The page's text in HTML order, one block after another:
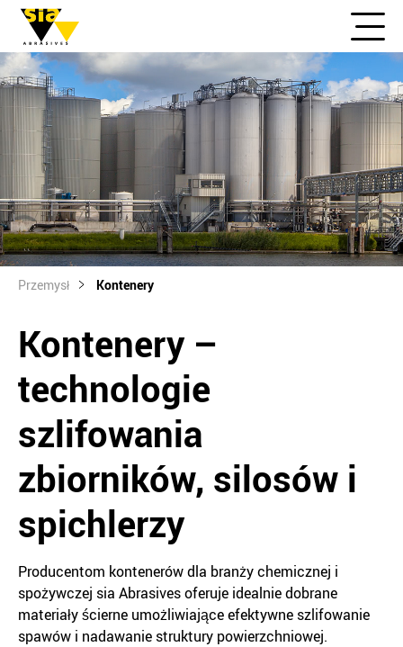
Przemysł Kontenery
Kontenery –
technologie
szlifowania
zbiorników, silosów i
spichlerzy
Producentom kontenerów dla branży chemicznej i
spożywczej sia Abrasives oferuje idealnie dobrane
materiały ścierne umożliwiające efektywne szlifowanie
spawów i nadawanie struktury powierzchniowej.